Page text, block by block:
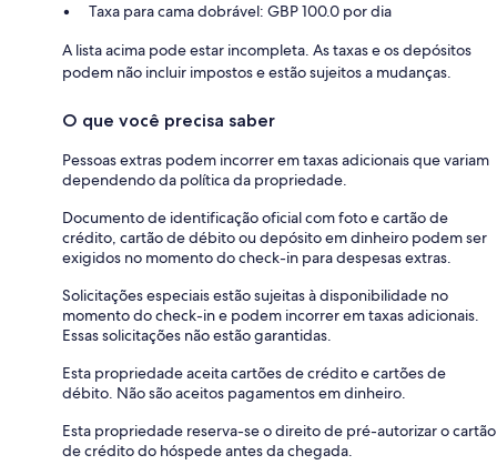
Taxa para cama dobrável: GBP 100.0 por dia
A lista acima pode estar incompleta. As taxas e os depósitos
podem não incluir impostos e estão sujeitos a mudanças.
O que você precisa saber
Pessoas extras podem incorrer em taxas adicionais que variam
dependendo da política da propriedade.
Documento de identificação oficial com foto e cartão de
crédito, cartão de débito ou depósito em dinheiro podem ser
exigidos no momento do check-in para despesas extras.
Solicitações especiais estão sujeitas à disponibilidade no
momento do check-in e podem incorrer em taxas adicionais.
Essas solicitações não estão garantidas.
Esta propriedade aceita cartões de crédito e cartões de
débito. Não são aceitos pagamentos em dinheiro.
Esta propriedade reserva-se o direito de pré-autorizar o cartão
de crédito do hóspede antes da chegada.